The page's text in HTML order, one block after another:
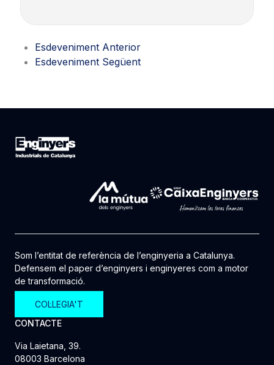
Esdeveniment Anterior
Esdeveniment Següent
Som l’entitat de referència de l’enginyeria a Catalunya.
Defensem el paper d’enginyers i enginyeres com a motor
de transformació.
COL·LEGIA'T
CONTACTE
Via Laietana, 39.
08003 Barcelona